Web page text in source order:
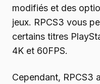
modifiés et des
jeux. RPCS3 vous
certains titres
4K et 60FPS.
Cependant, RPCS3